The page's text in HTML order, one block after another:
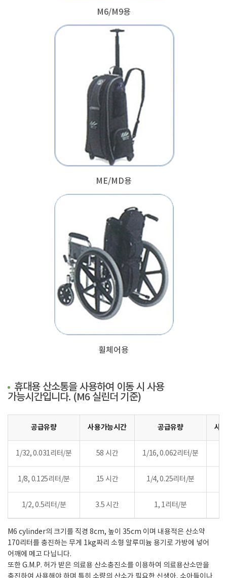
M6/M9용
ME/MD용
휠체어용
휴대용 산소통을 사용하여 이동 시 사용
가능시간입니다. (M6 실린더 기준)
공급유량 사용가능시간 공급유량 사
1/32, 0.031리터/분 58 시간 1/16, 0.062리터/분
1/8, 0.125리터/분 15 시간 1/4, 0.25리터/분
1/2, 0.5리터/분 3.5 시간 1, 1리터/분
M6 cylinder의 크기를 직경 8cm, 높이 35cm 이며 내용적은 산소약
170리터를 충진하는 무게 1kg짜리 소형 알루미늄 용기로 가방에 넣어
어깨에 메고 다닙니다.
또한 G.M.P. 허가 받은 의료용 산소충진소를 이용하여 의료용산소만을
충진하여 사용해야 하며 특히 소량의 산소가 필요한 신생아, 소아들이나